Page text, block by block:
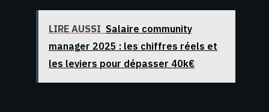
LIRE AUSSI Salaire community
manager 2025 : les chiffres réels et
les leviers pour dépasser 40k€